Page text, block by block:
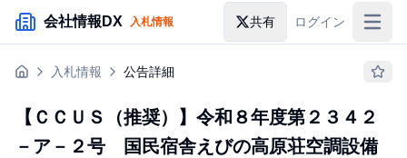
メインコンテンツにスキップ
会社情報DX 入札情報 共有 ログイン
入札情報入札情報 公告詳細
【ＣＣＵＳ（推奨）】令和８年度第２３４２
－ア－２号 国民宿舎えびの高原荘空調設備